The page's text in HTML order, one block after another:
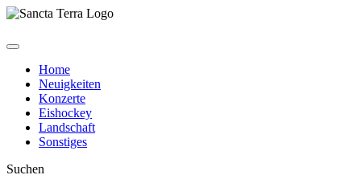
Home
Neuigkeiten
Konzerte
Eishockey
Landschaft
Sonstiges
Suchen